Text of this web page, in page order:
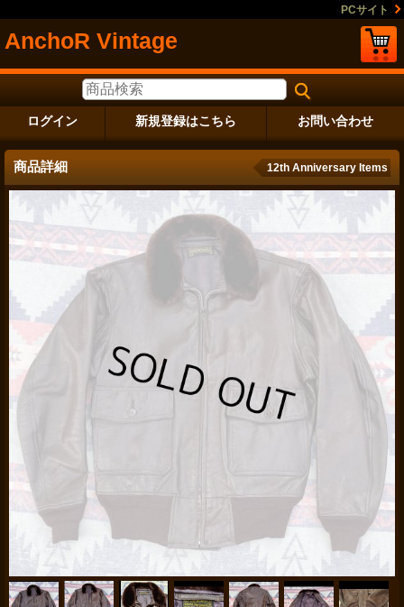
PCサイト
AnchoR Vintage
ログイン 新規登録はこちら お問い合わせ
商品詳細 12th Anniversary Items